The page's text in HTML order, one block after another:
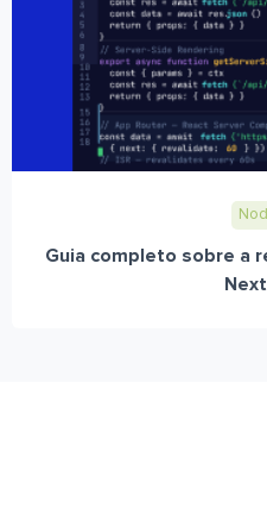
Guia completo sobre a